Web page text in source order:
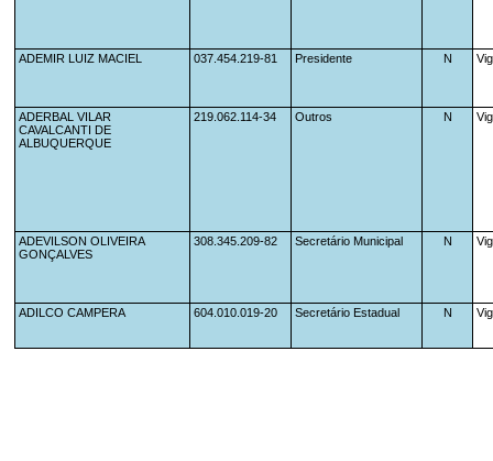
ADEMIR LUIZ MACIEL 037.454.219-81 Presidente N
ADERBAL VILAR
CAVALCANTI DE
ALBUQUERQUE
219.062.114-34 Outros N
ADEVILSON OLIVEIRA
GONÇALVES
308.345.209-82 Secretário Municipal N
ADILCO CAMPERA 604.010.019-20 Secretário Estadual N